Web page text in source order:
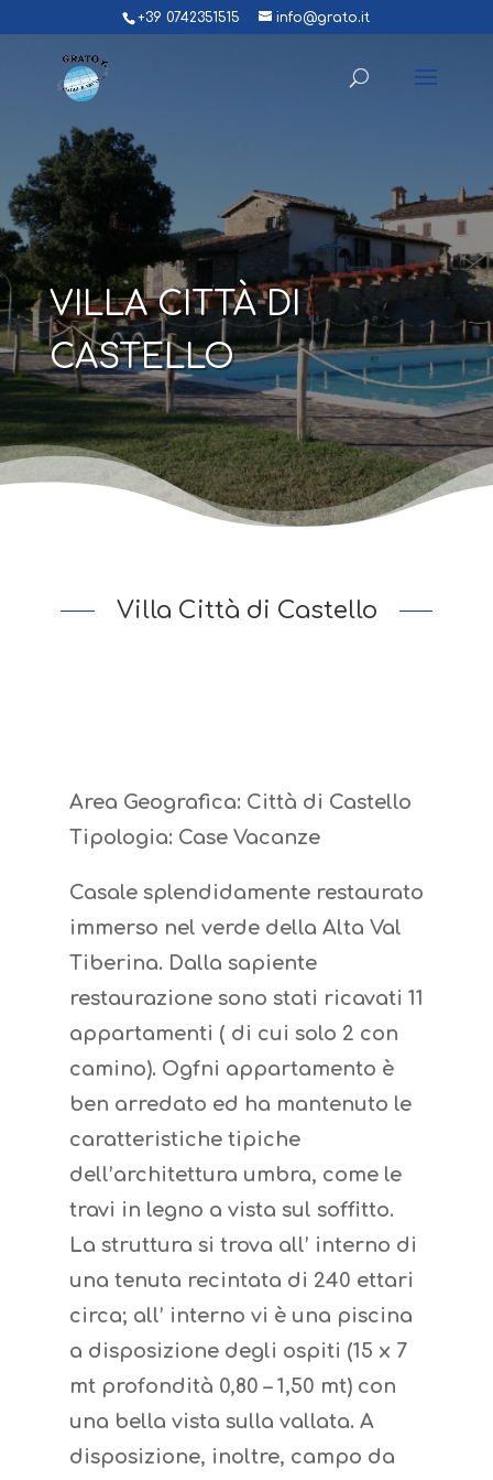
+39 0742351515 info@grato.it
VILLA CITTÀ DI
CASTELLO
Villa Città di Castello
Area Geografica: Città di Castello
Tipologia: Case Vacanze
Casale splendidamente restaurato
immerso nel verde della Alta Val
Tiberina. Dalla sapiente
restaurazione sono stati ricavati 11
appartamenti ( di cui solo 2 con
camino). Ogfni appartamento è
ben arredato ed ha mantenuto le
caratteristiche tipiche
dell’architettura umbra, come le
travi in legno a vista sul soffitto.
La struttura si trova all’ interno di
una tenuta recintata di 240 ettari
circa; all’ interno vi è una piscina
a disposizione degli ospiti (15 x 7
mt profondità 0,80 – 1,50 mt) con
una bella vista sulla vallata. A
disposizione, inoltre, campo da